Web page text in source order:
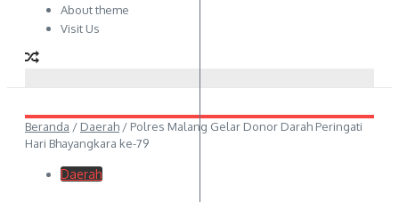
About theme
Visit Us
Beranda / Daerah / Polres Malang Gelar Donor Darah Peringati
Hari Bhayangkara ke-79
Daerah